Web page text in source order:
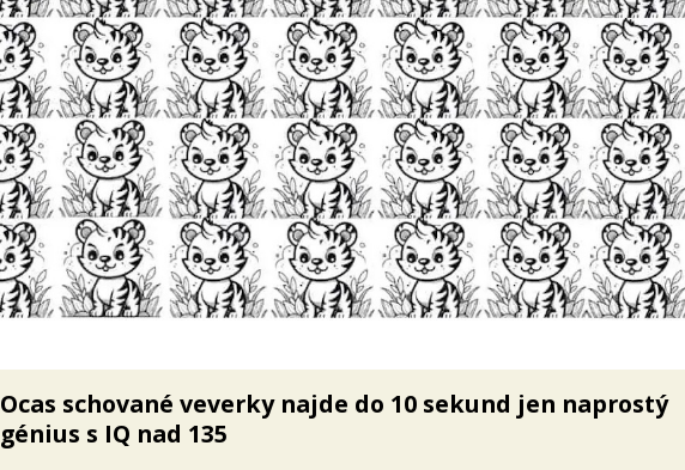
Ocas schované veverky najde do 10 sekund jen naprostý
génius s IQ nad 135